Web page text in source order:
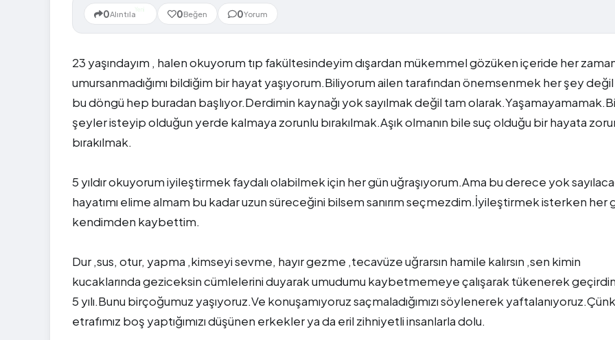
0Alıntıla 0Beğen 0Yorum
23 yaşındayım , halen okuyorum tıp fakültesindeyim dışardan mükemmel gözüken içeride her
umursanmadığımı bildiğim bir hayat yaşıyorum.Biliyorum ailen tarafından önemsenmek her şey
bu döngü hep buradan başlıyor.Derdimin kaynağı yok sayılmak değil tam
şeyler isteyip olduğun yerde kalmaya zorunlu bırakılmak.Aşık olmanın bile suç olduğu bir hayata
bırakılmak.
5 yıldır okuyorum iyileştirmek faydalı olabilmek için her gün uğraşıyorum.Ama bu derece yok
hayatımı elime almam bu kadar uzun süreceğini bilsem sanırım seçmezdim.İyileştirmek isterken her
kendimden kaybettim.
Dur ,sus, otur, yapma ,kimseyi sevme, hayır gezme ,tecavüze uğrarsın hamile kalırsın ,sen kimin
kucaklarında geziceksin cümlelerini duyarak umudumu kaybetmemeye çalışarak tükenerek
5 yılı.Bunu birçoğumuz yaşıyoruz.Ve konuşamıyoruz saçmaladığımızı söylenerek
etrafımız boş yaptığımızı düşünen erkekler ya da eril zihniyetli insanlarla dolu.